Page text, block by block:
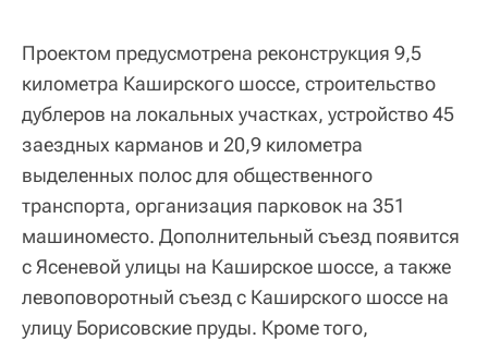
Проектом предусмотрена реконструкция 9,5
километра Каширского шоссе, строительство
дублеров на локальных участках, устройство 45
заездных карманов и 20,9 километра
выделенных полос для общественного
транспорта, организация парковок на 351
машиноместо. Дополнительный съезд появится
с Ясеневой улицы на Каширское шоссе, а также
левоповоротный съезд с Каширского шоссе на
улицу Борисовские пруды. Кроме того,